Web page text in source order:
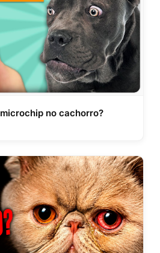
no cachorro?